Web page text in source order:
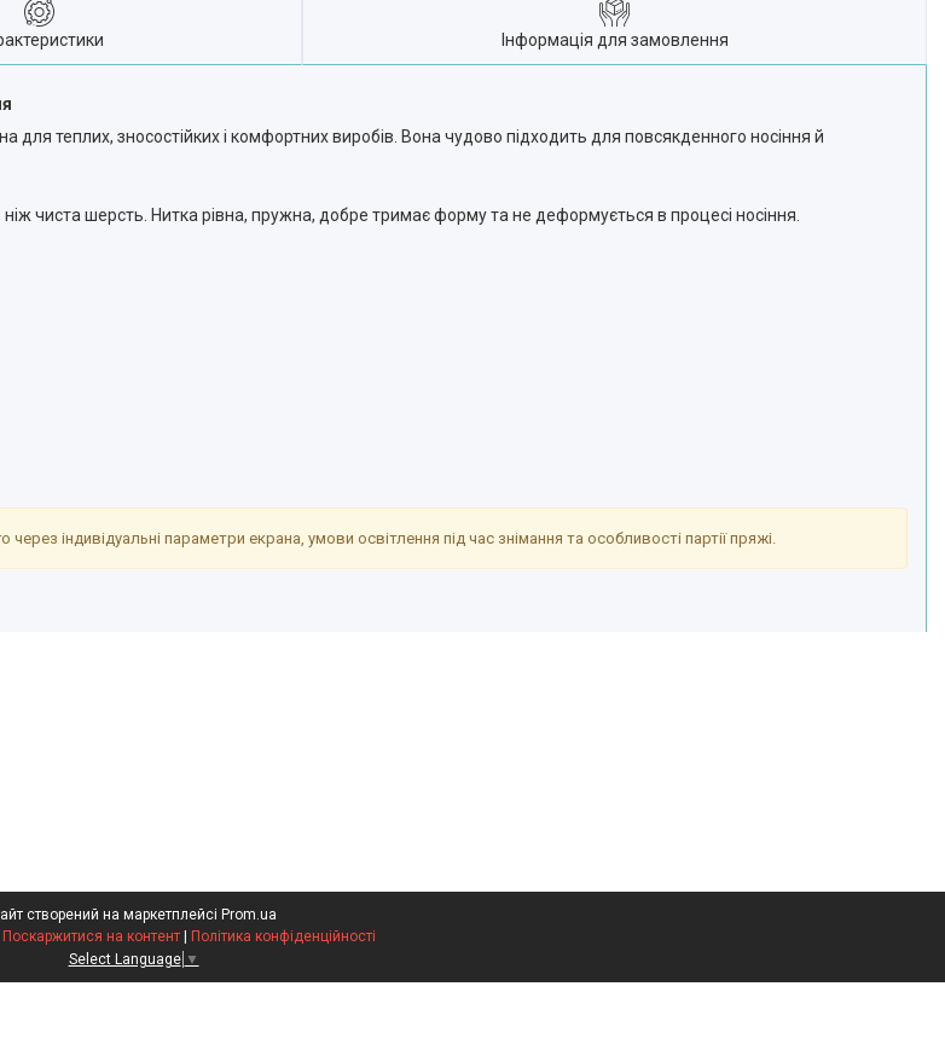
Інформація для замовлення
теплих, зносостійких і комфортних виробів. Вона чудово підходить для повсякденного носіння й
чиста шерсть. Нитка рівна, пружна, добре тримає форму та не деформується в процесі носіння.
індивідуальні параметри екрана, умови освітлення під час знімання та особливості партії пряжі.
створений на маркетплейсі Prom.ua
Поскаржитися на контент
Політика конфіденційності
Select Language ▼